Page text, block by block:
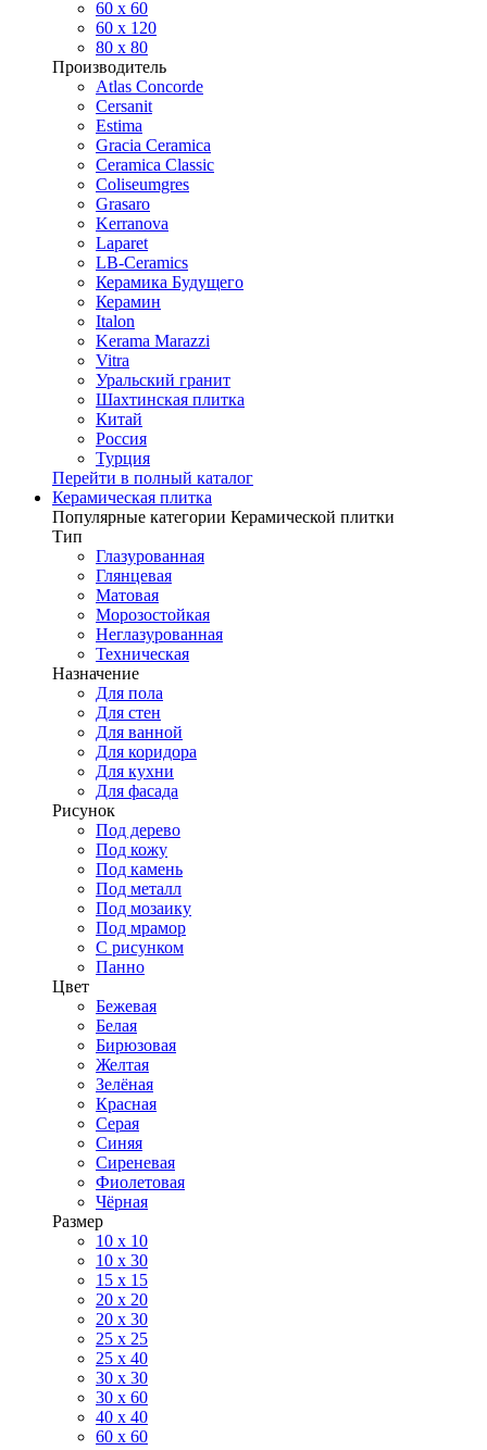
60 х 60
60 x 120
80 x 80
Производитель
Atlas Concorde
Cersanit
Estima
Gracia Ceramica
Ceramica Classic
Coliseumgres
Grasaro
Kerranova
Laparet
LB-Ceramics
Керамика Будущего
Керамин
Italon
Kerama Marazzi
Vitra
Уральский гранит
Шахтинская плитка
Китай
Россия
Турция
Перейти в полный каталог
Керамическая плитка
Популярные категории Керамической плитки
Тип
Глазурованная
Глянцевая
Матовая
Морозостойкая
Неглазурованная
Техническая
Назначение
Для пола
Для стен
Для ванной
Для коридора
Для кухни
Для фасада
Рисунок
Под дерево
Под кожу
Под камень
Под металл
Под мозаику
Под мрамор
С рисунком
Панно
Цвет
Бежевая
Белая
Бирюзовая
Желтая
Зелёная
Красная
Серая
Синяя
Сиреневая
Фиолетовая
Чёрная
Размер
10 х 10
10 x 30
15 x 15
20 х 20
20 x 30
25 x 25
25 x 40
30 x 30
30 х 60
40 х 40
60 х 60